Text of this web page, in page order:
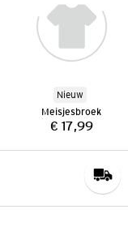
Nieuw
Meisjesbroek
Prijs:
€ 17,99